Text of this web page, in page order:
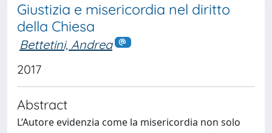
Giustizia e misericordia nel diritto
della Chiesa
Bettetini, Andrea
2017
Abstract
L’Autore evidenzia come la misericordia non solo